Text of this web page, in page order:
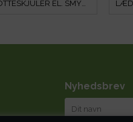
Nyhedsbrev